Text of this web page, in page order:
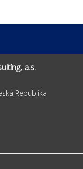
a.s.
Republika